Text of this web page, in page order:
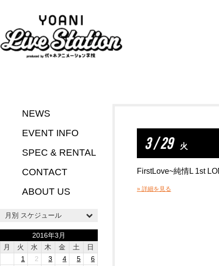
NEWS
EVENT INFO
SPEC & RENTAL
CONTACT
ABOUT US
月別 スケジュール
2016年3月
月
火 水 木 金 土
日
1
2 3 4 5
6
3 / 29 火
FirstLove~純情L 1st
» 詳細を見る